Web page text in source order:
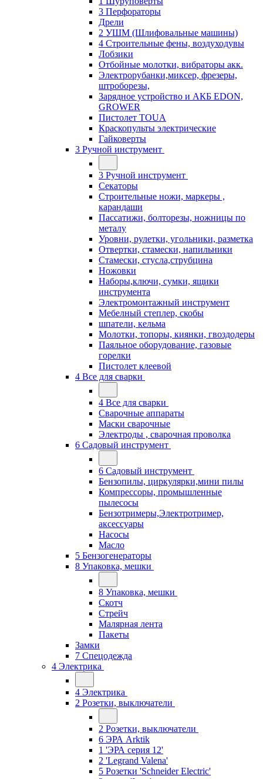
3 Перфораторы
Дрели
2 УШМ (Шлифовальные машины)
4 Строительные фены, воздуходувы
Лобзики
Отбойные молотки, вибраторы акк.
Электрорубанки,миксер, фрезеры,
штроборезы,
Зарядное устройство и АКБ EDON,
GROWER
Пистолет TOUA
Краскопульты электрические
Гайковерты
3 Ручной инструмент
3 Ручной инструмент
Cекаторы
Строительные ножи, маркеры ,
карандаши
Пассатижи, болторезы, ножницы по
металу
Уровни, рулетки, угольники, разметка
Отвертки, стамески, напильники
Стамески, стусла,струбцина
Ножовки
Наборы,ключи, сумки, ящики
инструмента
Электромонтажный инструмент
Мебелный степлер, скобы
шпатели, кельма
Молотки, топоры, киянки, гвоздодеры
Паяльное оборудование, газовые
горелки
Пистолет клеевой
4 Все для сварки
4 Все для сварки
Сварочные аппараты
Маски сварочные
Электроды , сварочная проволка
6 Садовый инструмент
6 Садовый инструмент
Бензопилы, циркулярки,мини пилы
Компрессоры, промышленные
пылесосы
Бензотримеры,Электротример,
аксессуары
Насосы
Масло
5 Бензогенераторы
8 Упаковка, мешки
8 Упаковка, мешки
Скотч
Стрейч
Малярная лента
Пакеты
Замки
7 Спецодежда
4 Электрика
4 Электрика
2 Розетки, выключатели
2 Розетки, выключатели
6 ЭРА Arktik
1 'ЭРА серия 12'
2 'Legrand Valena'
5 Розетки 'Schneider Electric'